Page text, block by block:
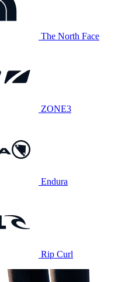
The North Face
ZONE3
Endura
Rip Curl